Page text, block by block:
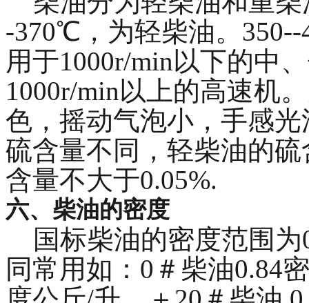
-370℃，为轻柴油。
用于1000r/min以下的中
1000r/min以上的高速机
色，摇动气泡小，手感
硫含量不同，轻柴油的
含量不大于0.05%.
六、柴油的密度
国标柴油的密度范围为
同常用如：0＃柴油0.84